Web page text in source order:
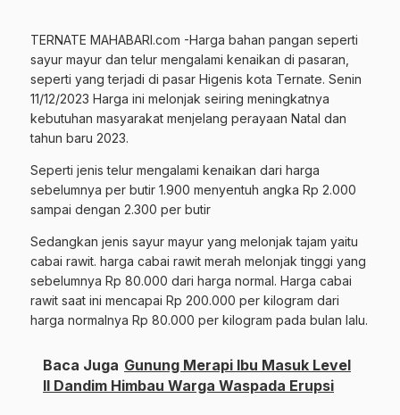
TERNATE MAHABARI.com -Harga bahan pangan seperti
sayur mayur dan telur mengalami kenaikan di pasaran,
seperti yang terjadi di pasar Higenis kota Ternate. Senin
11/12/2023 Harga ini melonjak seiring meningkatnya
kebutuhan masyarakat menjelang perayaan Natal dan
tahun baru 2023.
Seperti jenis telur mengalami kenaikan dari harga
sebelumnya per butir 1.900 menyentuh angka Rp 2.000
sampai dengan 2.300 per butir
Sedangkan jenis sayur mayur yang melonjak tajam yaitu
cabai rawit. harga cabai rawit merah melonjak tinggi yang
sebelumnya Rp 80.000 dari harga normal. Harga cabai
rawit saat ini mencapai Rp 200.000 per kilogram dari
harga normalnya Rp 80.000 per kilogram pada bulan lalu.
Baca Juga Gunung Merapi Ibu Masuk Level
II Dandim Himbau Warga Waspada Erupsi